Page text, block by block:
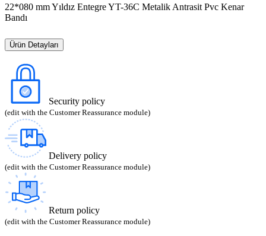
22*080 mm Yıldız Entegre YT-36C Metalik Antrasit Pvc Kenar
Bandı
Ürün Detayları
Security policy
(edit with the Customer Reassurance module)
Delivery policy
(edit with the Customer Reassurance module)
Return policy
(edit with the Customer Reassurance module)